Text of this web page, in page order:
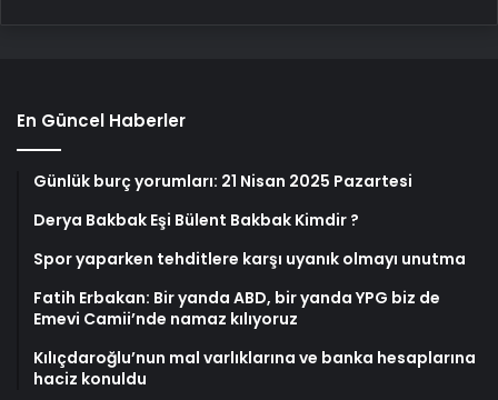
En Güncel Haberler
Günlük burç yorumları: 21 Nisan 2025 Pazartesi
Derya Bakbak Eşi Bülent Bakbak Kimdir ?
Spor yaparken tehditlere karşı uyanık olmayı unutma
Fatih Erbakan: Bir yanda ABD, bir yanda YPG biz de
Emevi Camii’nde namaz kılıyoruz
Kılıçdaroğlu’nun mal varlıklarına ve banka hesaplarına
haciz konuldu